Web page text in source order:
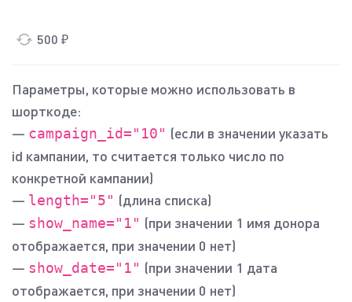
500 ₽
Параметры, которые можно использовать в
шорткоде:
— campaign_id="10" (если в значении указать
id кампании, то считается только число по
конкретной кампании)
— length="5" (длина списка)
— show_name="1" (при значении 1 имя донора
отображается, при значении 0 нет)
— show_date="1" (при значении 1 дата
отображается, при значении 0 нет)